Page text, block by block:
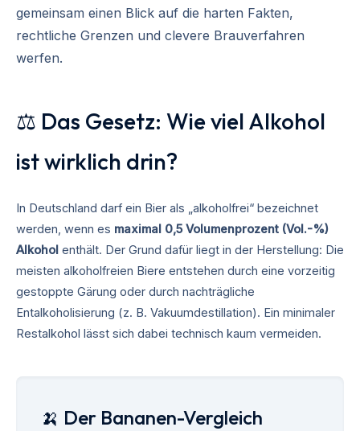
gemeinsam einen Blick auf die harten Fakten,
rechtliche Grenzen und clevere Brauverfahren
werfen.
⚖️ Das Gesetz: Wie viel Alkohol
ist wirklich drin?
In Deutschland darf ein Bier als „alkoholfrei“ bezeichnet
werden, wenn es maximal 0,5 Volumenprozent (Vol.-%)
Alkohol enthält. Der Grund dafür liegt in der Herstellung: Die
meisten alkoholfreien Biere entstehen durch eine vorzeitig
gestoppte Gärung oder durch nachträgliche
Entalkoholisierung (z. B. Vakuumdestillation). Ein minimaler
Restalkohol lässt sich dabei technisch kaum vermeiden.
🍌 Der Bananen-Vergleich